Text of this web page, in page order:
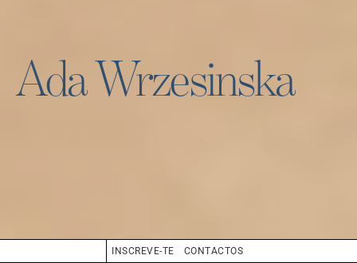
Ada Wrzesinska
INSCREVE-TE CONTACTOS